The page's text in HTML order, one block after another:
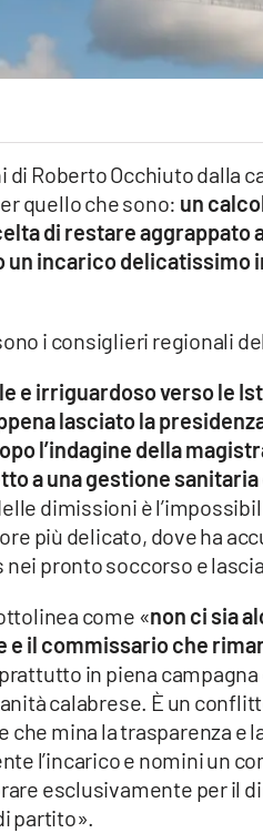
di Roberto Occhiuto dalla
quello che sono: un
di restare aggrappato
incarico delicatissimo
i consiglieri regionali
e irriguardoso verso le
lasciato la
l’indagine della
a una gestione
dimissioni è
più delicato, dove ha
nei pronto soccorso e
come «non ci sia
e il commissario che
in piena
calabrese. È un
che mina la trasparenza
l’incarico e nomini un
esclusivamente per il
partito».